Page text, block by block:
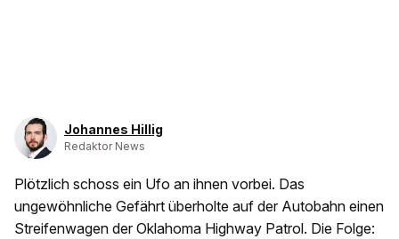
Johannes Hillig
Redaktor News
Plötzlich schoss ein Ufo an ihnen vorbei. Das
ungewöhnliche Gefährt überholte auf der Autobahn einen
Streifenwagen der Oklahoma Highway Patrol. Die Folge: